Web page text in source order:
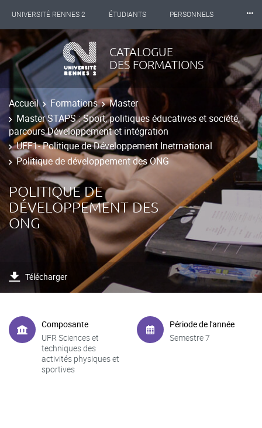
UNIVERSITÉ RENNES 2 ÉTUDIANTS PERSONNELS
INTERNATIONAL PROFESSIONNELS
LES NOUVELLES DE RENNES 2
⸱⸱⸱
CATALOGUE
DES FORMATIONS
Accueil Formations
Master
Master STAPS : Sport, politiques éducatives et société,
parcours Développement et intégration
UEF1- Politique de Développement Inetrnational
Politique de développement des ONG
POLITIQUE DE
DÉVELOPPEMENT DES
ONG
Télécharger
Composante
UFR Sciences et
techniques des
activités physiques et
sportives
Période de l'année
Semestre 7